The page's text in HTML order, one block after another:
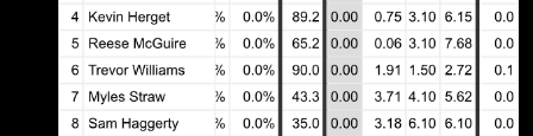
Armstrong）之間白熱化的國聯MVP爭奪戰。今
（6）日小熊以 7：6擊敗道奇後，美媒《MLB
Network》知名分析師也在節目上展開激烈論
戰，最終雷諾斯 （Harold Reynolds）僅用一句